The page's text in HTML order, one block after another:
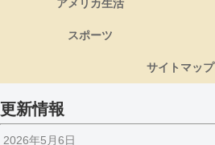
アメリカ生活
スポーツ
サイトマップ
更新情報
2026年5月6日